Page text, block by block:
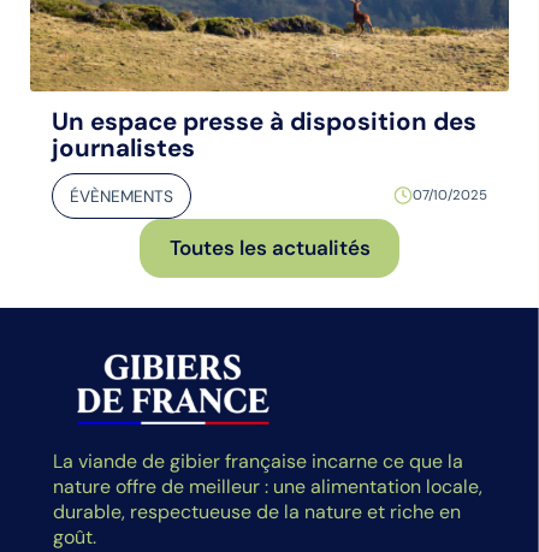
Un espace presse à disposition des
journalistes
ÉVÈNEMENTS 07/10/2025
Toutes les actualités
La viande de gibier française incarne ce que la
nature offre de meilleur : une alimentation locale,
durable, respectueuse de la nature et riche en
goût.